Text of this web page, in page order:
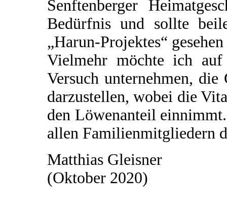
Senftenberger
Bedürfnis und sollte
„Harun-Projektes“
Vielmehr möchte ich
Versuch unternehmen,
darzustellen, wobei die
den Löwenanteil
allen Familienmitgliedern
Matthias Gleisner
(Oktober 2020)